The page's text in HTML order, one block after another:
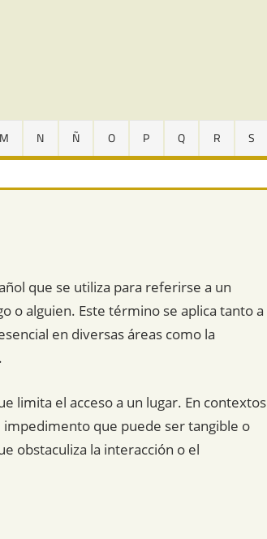
M N Ñ O P Q R S
que se utiliza para referirse a un
o alguien. Este término se aplica tanto a
en diversas áreas como la
limita el acceso a un lugar. En contextos
que puede ser tangible o
obstaculiza la interacción o el